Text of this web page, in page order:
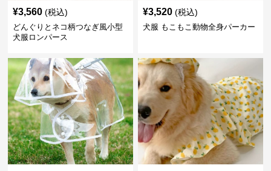
¥3,560 (税込)
どんぐりとネコ柄つなぎ風小型
犬服ロンパース
¥3,520 (税込)
犬服 もこもこ動物全身パーカー